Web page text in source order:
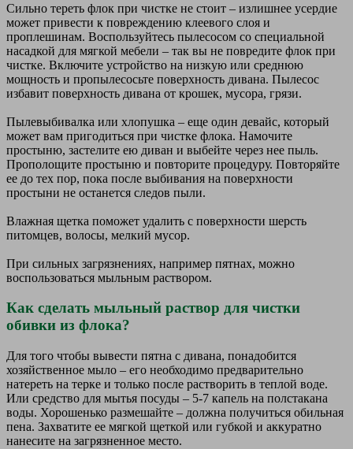
Сильно тереть флок при чистке не стоит – излишнее усердие
может привести к повреждению клеевого слоя и
проплешинам. Воспользуйтесь пылесосом со специальной
насадкой для мягкой мебели – так вы не повредите флок при
чистке. Включите устройство на низкую или среднюю
мощность и пропылесосьте поверхность дивана. Пылесос
избавит поверхность дивана от крошек, мусора, грязи.
Пылевыбивалка или хлопушка – еще один девайс, который
может вам пригодиться при чистке флока. Намочите
простыню, застелите ею диван и выбейте через нее пыль.
Прополощите простыню и повторите процедуру. Повторяйте
ее до тех пор, пока после выбивания на поверхности
простыни не останется следов пыли.
Влажная щетка поможет удалить с поверхности шерсть
питомцев, волосы, мелкий мусор.
При сильных загрязнениях, например пятнах, можно
воспользоваться мыльным раствором.
Как сделать мыльный раствор для чистки
обивки из флока?
Для того чтобы вывести пятна с дивана, понадобится
хозяйственное мыло – его необходимо предварительно
натереть на терке и только после растворить в теплой воде.
Или средство для мытья посуды – 5-7 капель на полстакана
воды. Хорошенько размешайте – должна получиться обильная
пена. Захватите ее мягкой щеткой или губкой и аккуратно
нанесите на загрязненное место.